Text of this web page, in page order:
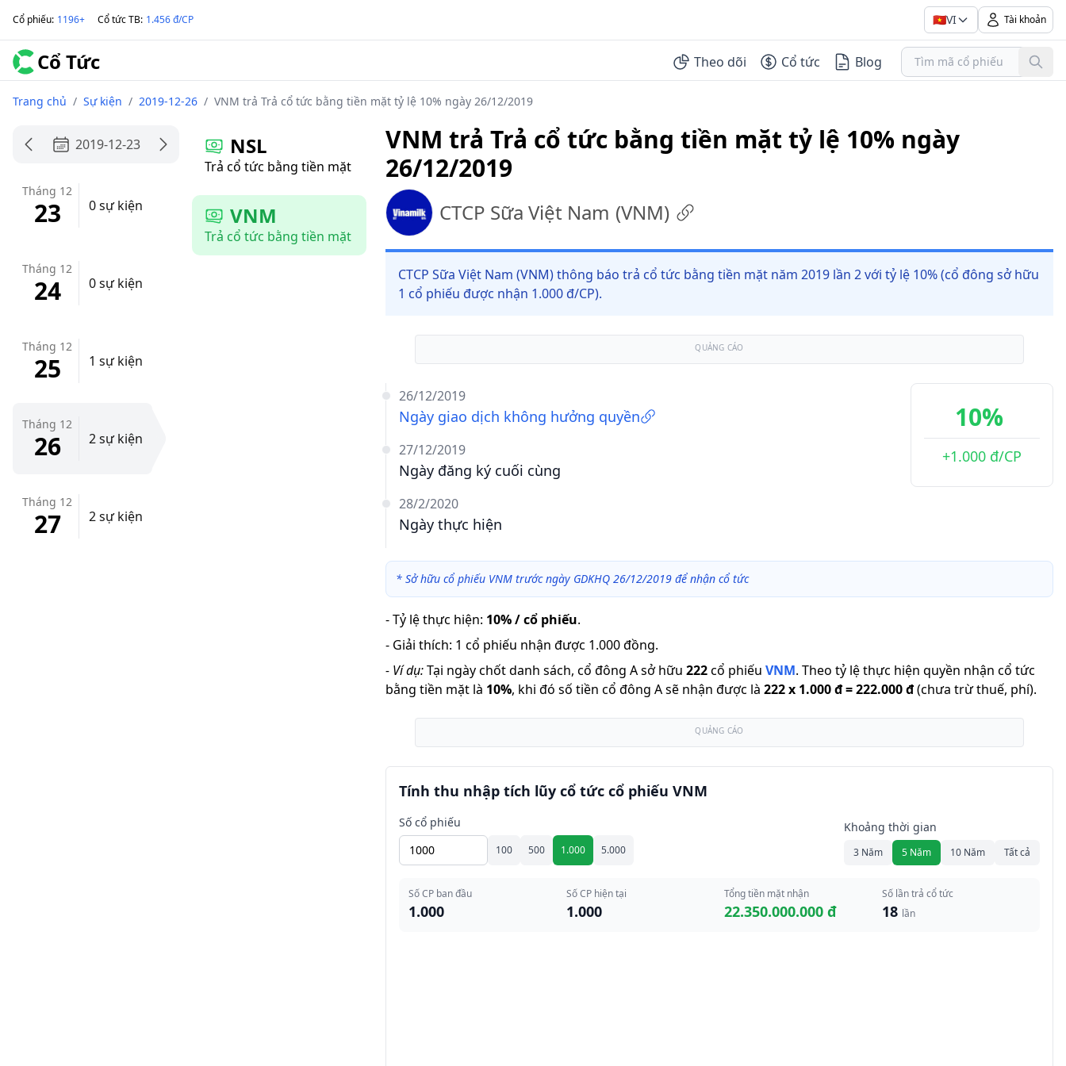
Cổ phiếu: 1196+ Cổ tức TB: 1.456 đ/CP 🇻🇳VI Tài khoản
Cổ Tức Theo dõi Cổ tức Blog
Trang chủ / Sự kiện / 2019-12-26 / VNM trả Trả cổ tức bằng tiền mặt tỷ lệ 10% ngày 26/12/2019
2019-12-23
Tháng 12
23 0 sự kiện
Tháng 12
24 0 sự kiện
Tháng 12
25 1 sự kiện
Tháng 12
26 2 sự kiện
Tháng 12
27 2 sự kiện
NSL
Trả cổ tức bằng tiền mặt
VNM
Trả cổ tức bằng tiền mặt
VNM trả Trả cổ tức bằng tiền mặt tỷ lệ 10% ngày
26/12/2019
CTCP Sữa Việt Nam (VNM)
CTCP Sữa Việt Nam (VNM) thông báo trả cổ tức bằng tiền mặt năm 2019 lần 2 với tỷ lệ 10% (cổ đông sở hữu
1 cổ phiếu được nhận 1.000 đ/CP).
QUẢNG CÁO
26/12/2019
Ngày giao dịch không hưởng quyền
27/12/2019
Ngày đăng ký cuối cùng
28/2/2020
Ngày thực hiện
10%
+1.000 đ/CP
* Sở hữu cổ phiếu VNM trước ngày GDKHQ 26/12/2019 để nhận cổ tức
-Tỷ lệ thực hiện: 10% / cổ phiếu.
- Giải thích: 1 cổ phiếu nhận được 1.000 đồng.
- Ví dụ:Tại ngày chốt danh sách, cổ đông A sở hữu 222cổ phiếu VNM. Theo tỷ lệ thực hiện quyền nhận cổ tức
bằng tiền mặt là 10%, khi đó số tiền cổ đông A sẽ nhận được là 222x 1.000 đ=222.000 đ(chưa trừ thuế, phí).
QUẢNG CÁO
Tính thu nhập tích lũy cổ tức cổ phiếu VNM
Số cổ phiếu
100 500 1.000 5.000
Khoảng thời gian
3 Năm 5 Năm 10 Năm Tất cả
Số CP ban đầu
1.000
Số CP hiện tại
1.000
Tổng tiền mặt nhận
22.350.000.000 đ
Số lần trả cổ tức
18 lần